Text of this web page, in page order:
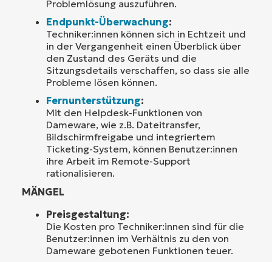
Problemlösung auszuführen.
Endpunkt-Überwachung:
Techniker:innen können sich in Echtzeit und
in der Vergangenheit einen Überblick über
den Zustand des Geräts und die
Sitzungsdetails verschaffen, so dass sie alle
Probleme lösen können.
Fernunterstützung:
Mit den Helpdesk-Funktionen von
Dameware, wie z.B. Dateitransfer,
Bildschirmfreigabe und integriertem
Ticketing-System, können Benutzer:innen
ihre Arbeit im Remote-Support
rationalisieren.
MÄNGEL
Preisgestaltung:
Die Kosten pro Techniker:innen sind für die
Benutzer:innen im Verhältnis zu den von
Dameware gebotenen Funktionen teuer.